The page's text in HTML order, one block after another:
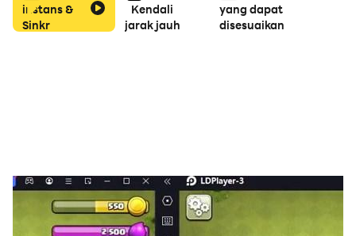
- Tiga tendangan
- Pencetak gol terbanyak
- Kocok dengan saya
instans &
Sinkr
Kendali
jarak jauh
yang dapat
disesuaikan